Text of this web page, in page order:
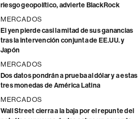
riesgo geopolítico, advierte BlackRock
MERCADOS
El yen pierde casi la mitad de sus ganancias
tras la intervención conjunta de EE.UU. y
Japón
MERCADOS
Dos datos pondrán a prueba al dólar y a estas
tres monedas de América Latina
MERCADOS
Wall Street cierra a la baja por el repunte del